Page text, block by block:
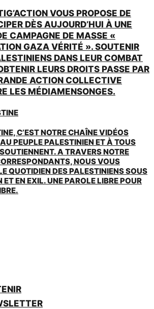
VOUS PROPOSE DE
DÈS AUJOURD’HUI À UNE
CAMPAGNE DE MASSE «
GAZA VÉRITÉ ». SOUTENIR
DANS LEUR COMBAT
LEURS DROITS PASSE PAR
ACTION COLLECTIVE
LES MÉDIAMENSONGES.
C’EST NOTRE CHAÎNE VIDÉOS
PEUPLE PALESTINIEN ET À TOUS
A TRAVERS NOTRE
NOUS VOUS
QUOTIDIEN DES PALESTINIENS SOUS
EN EXIL. UNE PAROLE LIBRE POUR